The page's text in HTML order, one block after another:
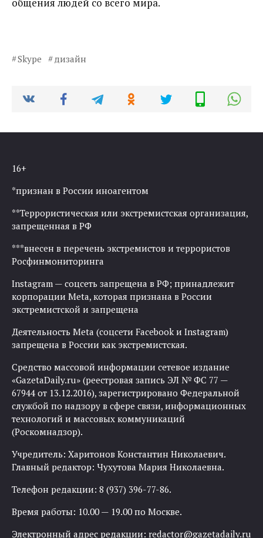
Skype дизайн
16+
*признан в России иноагентом
**Террористическая или экстремистская организация,
запрещенная в РФ
***внесен в перечень экстремистов и террористов
Росфинмониторинга
Instagram — соцсеть запрещена в РФ; принадлежит
корпорации Meta, которая признана в России
экстремистской и запрещена
Деятельность Meta (соцсети Facebook и Instagram)
запрещена в России как экстремистская.
Средство массовой информации сетевое издание
«GazetaDaily.ru» (реестровая запись ЭЛ № ФС 77 —
67944 от 13.12.2016), зарегистрировано Федеральной
службой по надзору в сфере связи, информационных
технологий и массовых коммуникаций
(Роскомнадзор).
Учредитель: Харитонов Константин Николаевич.
Главный редактор: Чухутова Мария Николаевна.
Телефон редакции: 8 (937) 396-77-86.
Время работы: 10.00 — 19.00 по Москве.
Электронный адрес редакции: redactor@gazetadaily.ru